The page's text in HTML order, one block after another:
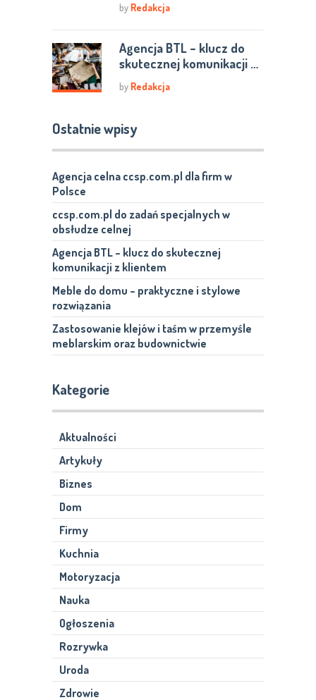
by Redakcja
Agencja BTL – klucz do
skutecznej komunikacji …
by Redakcja
Ostatnie wpisy
Agencja celna ccsp.com.pl dla firm w
Polsce
ccsp.com.pl do zadań specjalnych w
obsłudze celnej
Agencja BTL – klucz do skutecznej
komunikacji z klientem
Meble do domu – praktyczne i stylowe
rozwiązania
Zastosowanie klejów i taśm w przemyśle
meblarskim oraz budownictwie
Kategorie
Aktualności
Artykuły
Biznes
Dom
Firmy
Kuchnia
Motoryzacja
Nauka
Ogłoszenia
Rozrywka
Uroda
Zdrowie